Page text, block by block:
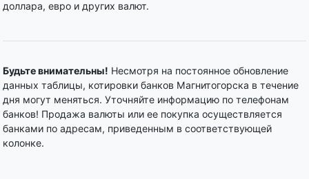
доллара, евро и других валют.
Будьте внимательны! Несмотря на постоянное обновление
данных таблицы, котировки банков Магнитогорска в течение
дня могут меняться. Уточняйте информацию по телефонам
банков! Продажа валюты или ее покупка осуществляется
банками по адресам, приведенным в соответствующей
колонке.